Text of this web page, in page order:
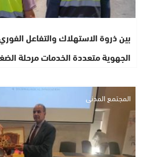
بين ذروة الاستهلاك والتفاعل
الجهوية متعددة الخدمات مرحلة
المجتمع المدني